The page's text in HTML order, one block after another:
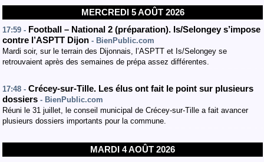
MERCREDI 5 AOÛT 2026
17:59 - Football – National 2 (préparation). Is/Selongey s’impose
contre l’ASPTT Dijon - BienPublic.com
Mardi soir, sur le terrain des Dijonnais, l’ASPTT et Is/Selongey se
retrouvaient après des semaines de prépa assez différentes.
17:48 - Crécey-sur-Tille. Les élus ont fait le point sur plusieurs
dossiers - BienPublic.com
Réuni le 31 juillet, le conseil municipal de Crécey-sur-Tille a fait avancer
plusieurs dossiers importants pour la commune.
MARDI 4 AOÛT 2026